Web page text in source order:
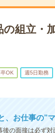
組立・
OK 週5日勤務
、お仕事の”
後の面接は必ず